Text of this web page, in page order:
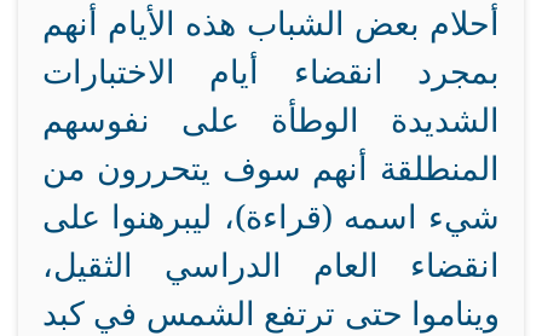
أحلام بعض الشباب هذه الأيام أنهم
بمجرد انقضاء أيام الاختبارات
الشديدة الوطأة على نفوسهم
المنطلقة أنهم سوف يتحررون من
شيء اسمه (قراءة)، ليبرهنوا على
انقضاء العام الدراسي الثقيل،
ويناموا حتى ترتفع الشمس في كبد